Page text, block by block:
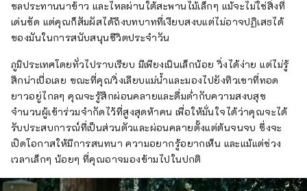
ชลประทานนาข้าว และไหลผ่านใต้สะพานไม้เล็กๆ แม้จะไม่ใช่สิ่งที่
เด่นชัด แต่คุณก็สัมผัสได้ถึงบทบาทที่เงียบสงบแต่ไม่อาจปฏิเสธได้
ของมันในการสนับสนุนชีวิตประจำวัน
ภูมิประเทศโดยทั่วไปราบเรียบ มีเพียงเนินเล็กน้อย วิ่งได้ง่าย แต่ไม่รู้
สึกน่าเบื่อเลย ขณะที่คุณวิ่งเลียบแม่น้ำและมองไปยังทิวเขาที่ทอด
ยาวอยู่ไกลๆ คุณจะรู้สึกผ่อนคลายและดื่มด่ำกับความสงบสุข
จำนวนผู้เข้าร่วมจำกัดไว้ที่สูงสุดห้าคน เพื่อให้มั่นใจได้ว่าคุณจะได้
รับประสบการณ์ที่เป็นส่วนตัวและผ่อนคลายตั้งแต่ต้นจนจบ ซึ่งจะ
เปิดโอกาสให้มีการสนทนา ความอยากรู้อยากเห็น และแม้แต่ช่วง
เวลาเล็กๆ น้อยๆ ที่คุณอาจมองข้ามไปในปกติ